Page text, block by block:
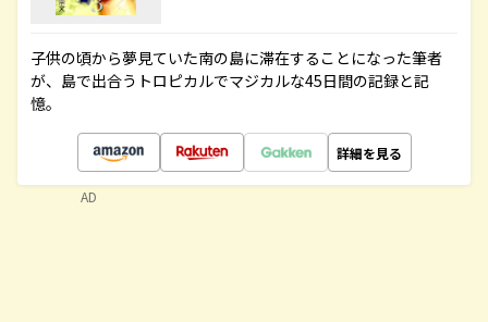
子供の頃から夢見ていた南の島に滞在することになった筆者
が、島で出合うトロピカルでマジカルな45日間の記録と記
憶。
詳細を見る
AD